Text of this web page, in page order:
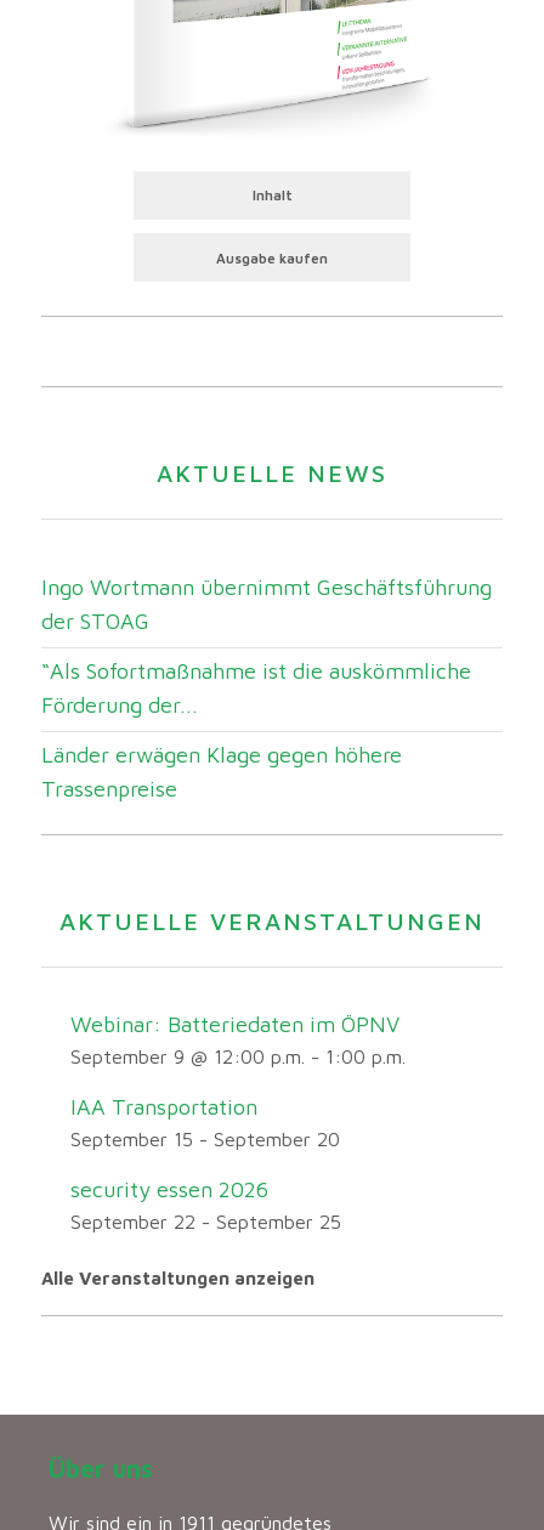
Inhalt
Ausgabe kaufen
AKTUELLE NEWS
Ingo Wortmann übernimmt Geschäftsführung
der STOAG
“Als Sofortmaßnahme ist die auskömmliche
Förderung der...
Länder erwägen Klage gegen höhere
Trassenpreise
AKTUELLE VERANSTALTUNGEN
Webinar: Batteriedaten im ÖPNV
September 9 @ 12:00 p.m. - 1:00 p.m.
IAA Transportation
September 15 - September 20
security essen 2026
September 22 - September 25
Alle Veranstaltungen anzeigen
Über uns
Wir sind ein in 1911 gegründetes